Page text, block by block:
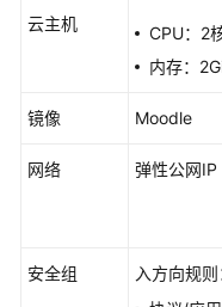
门
指
践
云主机
CPU：2
内存：
镜像 Moodle
网络 弹性公网IP
安全组
入方向规则